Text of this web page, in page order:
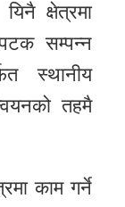
क्षेत्रमा
सम्पन्न
स्थानीय
तहमै
काम गर्ने